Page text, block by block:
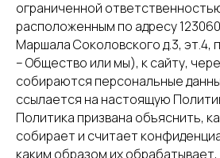
ограниченной
расположенным по адресу
Маршала Соколовского д.3, эт.4,
– Общество или мы), к сайту,
собираются персональные
ссылается на настоящую
Политика призвана объяснить,
собирает и считает
каким образом их